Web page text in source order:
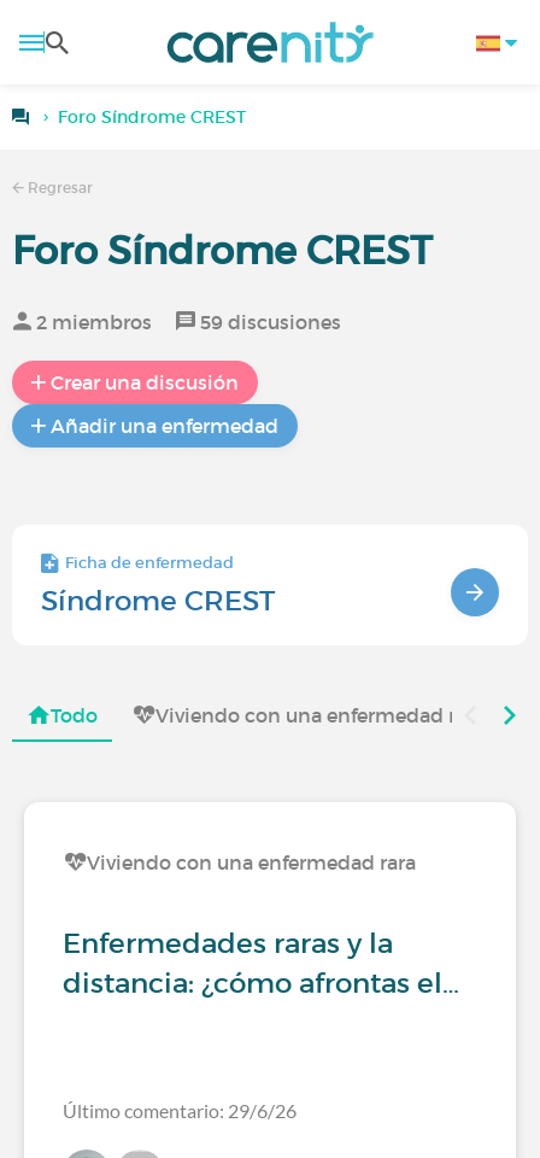
Foro Síndrome CREST
Regresar
Foro Síndrome CREST
2 miembros 59 discusiones
Crear una discusión
Añadir una enfermedad
Ficha de enfermedad
Síndrome CREST
Todo Viviendo con una enfermedad rara
Viviendo con una enfermedad rara
Enfermedades raras y la
distancia: ¿cómo afrontas el…
Último comentario: 29/6/26